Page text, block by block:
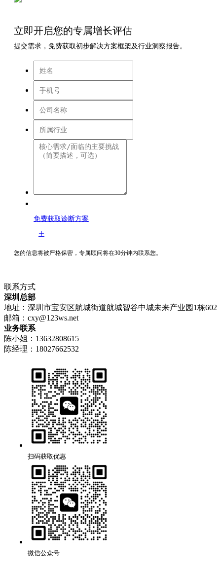
立即开启您的专属增长评估
提交需求，免费获取初步解决方案框架及行业洞察报告。
免费获取诊断方案
您的信息将被严格保密，专属顾问将在30分钟内联系您。
联系方式
深圳总部
地址：深圳市宝安区航城街道航城智谷中城未来产业园1栋602
邮箱： cxy@123ws.net
业务联系
陈小姐：13632808615
陈经理：18027662532
扫码获取优惠
微信公众号